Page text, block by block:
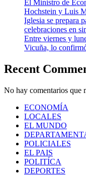
El Ministro de
Hochstein y Luis
Iglesia se prepara
celebraciones en
Entre viernes y
Vicuña, lo
Recent
No hay comentarios que
ECONOMÍA
LOCALES
EL MUNDO
POLICIALES
EL PAIS
POLITÍCA
DEPORTES